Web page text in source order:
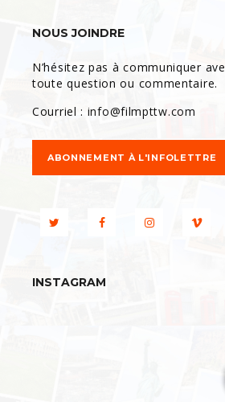
errors.NOUS JOINDRE
N’hésitez pas à communiquer
toute question ou commentaire.
Courriel : info@filmpttw.com
ABONNEMENT À L'INFOLETTRE
INSTAGRAM